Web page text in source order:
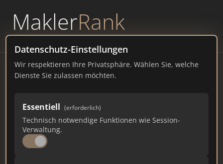
MaklerRank
powered byWAVEPOINT
Datenschutz-Einstellungen
Wir respektieren Ihre Privatsphäre. Wählen Sie, welche
Dienste Sie zulassen möchten.
Essentiell (erforderlich)
Technisch notwendige Funktionen wie Session-
Verwaltung.
Immobilienmakler
Münsingen – Ranking Juli
2026
BADEN-WÜRTTEMBERG
75